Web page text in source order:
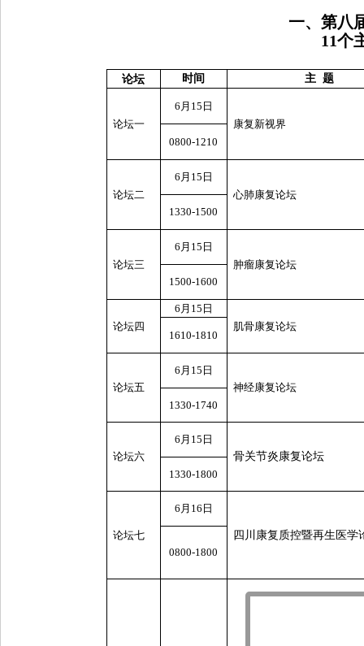
一、第八
11个
论坛 时间 主 题
论坛一
6 月 15 日
康复新视界
0800-1210
论坛二
6 月 15 日
心肺康复论坛
1330-1500
论坛三
6 月 15 日
肿瘤康复论坛
1500-1600
论坛四
6 月 15 日
肌骨康复论坛
1610-1810
论坛五
6 月 15 日
神经康复论坛
1330-1740
论坛六
6 月 15 日
骨关节炎康复论坛
1330-1800
论坛七
6 月 16 日
四川康复质控暨再生医学
0800-1800